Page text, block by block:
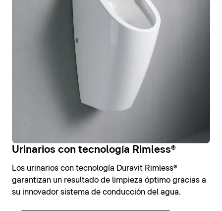
Urinarios con tecnología Rimless®
Los urinarios con tecnología Duravit Rimless®
garantizan un resultado de limpieza óptimo gracias a
su innovador sistema de conducción del agua.